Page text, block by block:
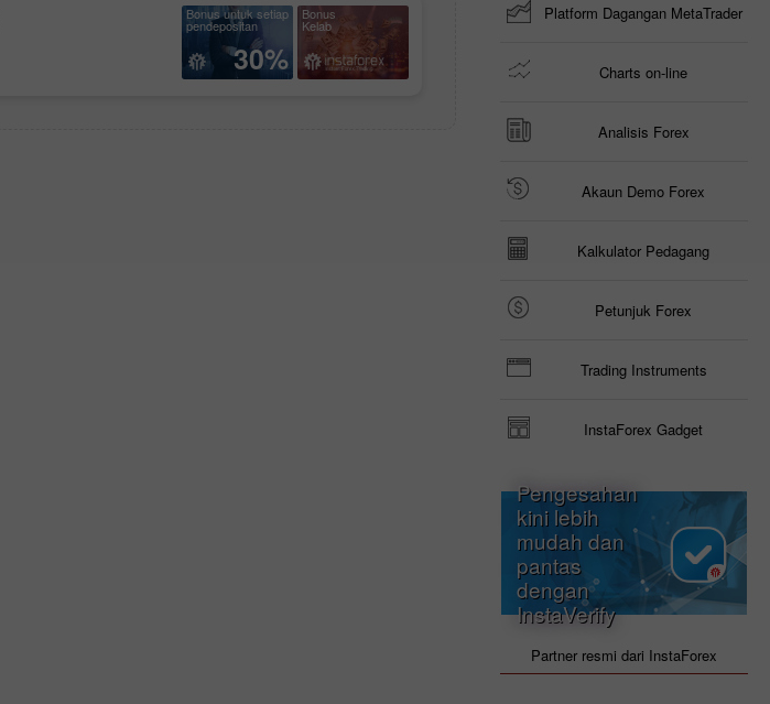
Bonus untuk setiap
pendepositan
30%
Bonus
Kelab
Platform Dagangan MetaTrader
Charts on-line
Analisis Forex
Akaun Demo Forex
Kalkulator Pedagang
Petunjuk Forex
Trading Instruments
InstaForex Gadget
Pengesahan
kini lebih
mudah dan
pantas
dengan
InstaVerify
Partner resmi dari InstaForex